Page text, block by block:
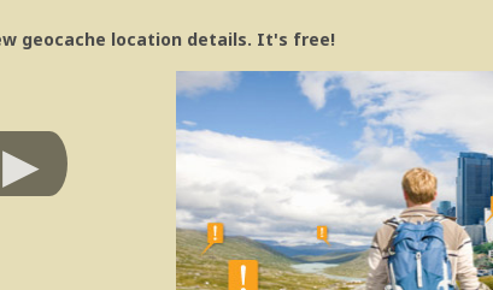
geocache location details. It's free!